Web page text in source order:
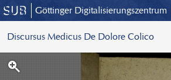
Göttinger Digitalisierungszentrum
Discursus Medicus De Dolore Colico